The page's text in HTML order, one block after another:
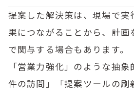
提案した解決策は、現場で実
果につながることから、計画
で関与する場合もあります。
「営業力強化」のような抽
件の訪問」「提案ツールの刷